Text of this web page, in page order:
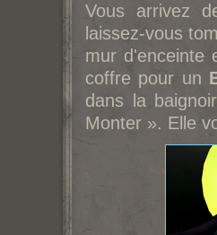
Vous arrivez
laissez-vous
mur d'enceinte
coffre pour un
dans la
Monter ». Elle